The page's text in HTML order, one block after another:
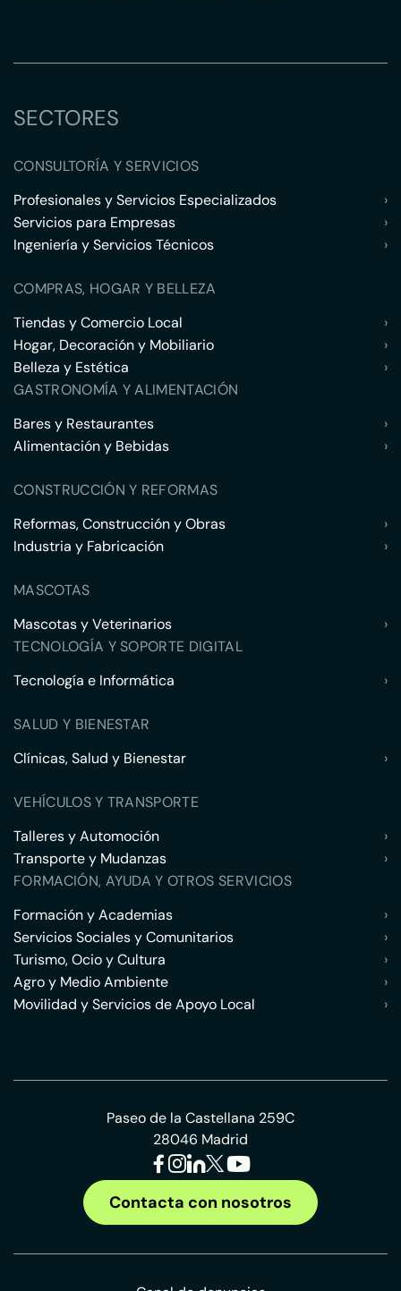
SECTORES
CONSULTORÍA Y SERVICIOS
Profesionales y Servicios Especializados
›
Servicios para Empresas
›
Ingeniería y Servicios Técnicos
›
COMPRAS, HOGAR Y BELLEZA
Tiendas y Comercio Local
›
Hogar, Decoración y Mobiliario
›
Belleza y Estética
›
GASTRONOMÍA Y ALIMENTACIÓN
Bares y Restaurantes
›
Alimentación y Bebidas
›
CONSTRUCCIÓN Y REFORMAS
Reformas, Construcción y Obras
›
Industria y Fabricación
›
MASCOTAS
Mascotas y Veterinarios
›
TECNOLOGÍA Y SOPORTE DIGITAL
Tecnología e Informática
›
SALUD Y BIENESTAR
Clínicas, Salud y Bienestar
›
VEHÍCULOS Y TRANSPORTE
Talleres y Automoción
›
Transporte y Mudanzas
›
FORMACIÓN, AYUDA Y OTROS SERVICIOS
Formación y Academias
›
Servicios Sociales y Comunitarios
›
Turismo, Ocio y Cultura
›
Agro y Medio Ambiente
›
Movilidad y Servicios de Apoyo Local
›
Paseo de la Castellana 259C
28046 Madrid
Contacta con nosotros